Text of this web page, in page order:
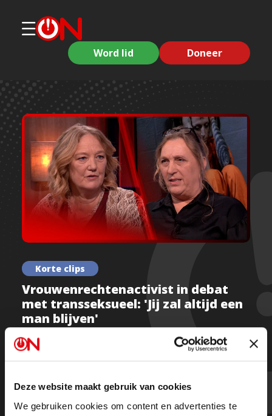
Deze website maakt gebruik van cookies
We gebruiken cookies om content en advertenties te
Word lid Doneer
Korte clips
Vrouwenrechtenactivist in debat
met transseksueel: 'Jij zal altijd een
man blijven'
Kijk deel 1